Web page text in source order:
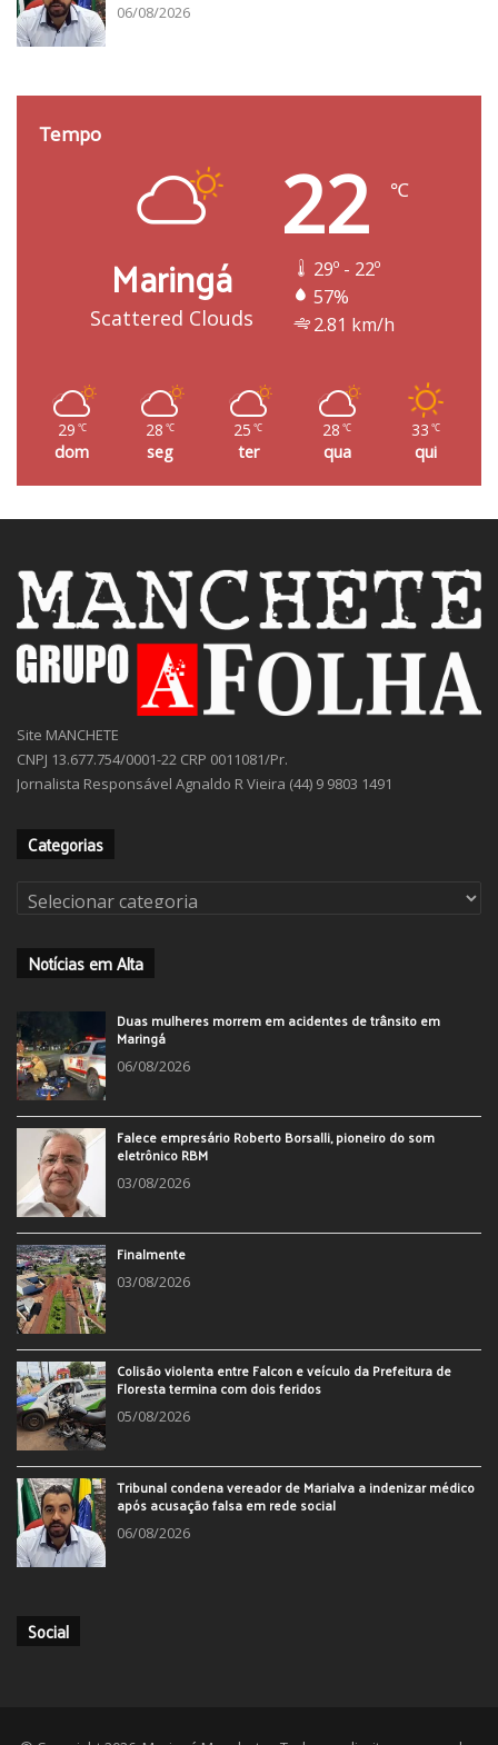
06/08/2026
Tempo
Maringá
Scattered Clouds
22 ℃
29º - 22º
57%
2.81 km/h
29 ℃
dom
28 ℃
seg
25 ℃
ter
28 ℃
qua
33 ℃
qui
Site MANCHETE
CNPJ 13.677.754/0001-22 CRP 0011081/Pr.
Jornalista Responsável Agnaldo R Vieira (44) 9 9803 1491
Categorias
Categorias
Notícias em Alta
Duas mulheres morrem em acidentes de trânsito em
Maringá
06/08/2026
Falece empresário Roberto Borsalli, pioneiro do som
eletrônico RBM
03/08/2026
Finalmente
03/08/2026
Colisão violenta entre Falcon e veículo da Prefeitura de
Floresta termina com dois feridos
05/08/2026
Tribunal condena vereador de Marialva a indenizar médico
após acusação falsa em rede social
06/08/2026
Social